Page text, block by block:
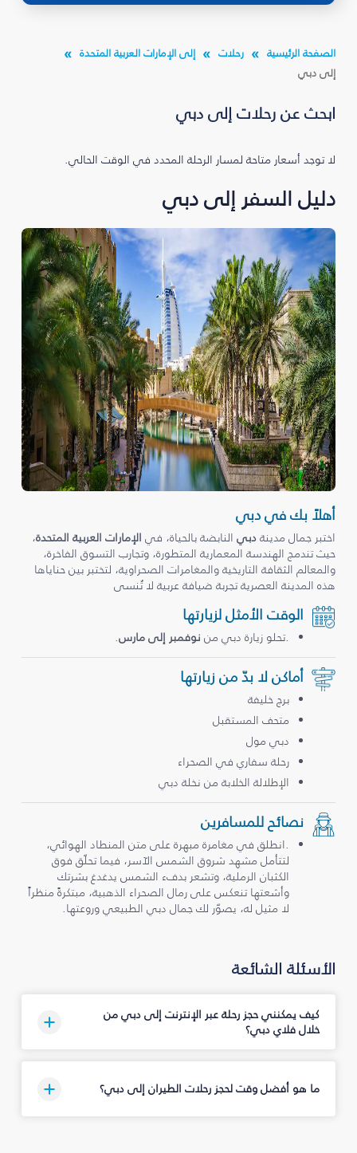
الصفحة الرئيسية رحلات
إلى الإمارات العربية المتحدة
إلى دبي
ابحث عن رحلات إلى دبي
لا توجد أسعار متاحة لمسار الرحلة المحدد في الوقت الحالي.
دليل السفر إلى دبي
أهلاً بك في دبي
اختبر جمال مدينةدبيالنابضة بالحياة، في الإمارات العربية المتحدة،
حيث تندمج الهندسة المعمارية المتطورة، وتجارب التسوق الفاخرة،
والمعالم الثقافة التاريخية والمغامرات الصحراوية، لتختبر بين حناياها
هذه المدينة العصرية تجربة ضيافة عربية لا تُنسى
الوقت الأمثل لزيارتها
.تحلو زيارة دبي من نوفمبر إلى مارس.
أماكن لا بدّ من زيارتها
برج خليفة
متحف المستقبل
دبي مول
رحلة سفاري في الصحراء
الإطلالة الخلابة من نخلة دبي
نصائح للمسافرين
.انطلق في مغامرة مبهرة على متن المنطاد الهوائي،
لتتأمل مشهد شروق الشمس الآسر، فيما تحلّق فوق
الكثبان الرملية، وتشعر بدفء الشمس يدغدغ بشرتك
وأشعتها تنعكس على رمال الصحراء الذهبية، مبتكرةً منظراً
لا مثيل له، يصوّر لك جمال دبي الطبيعي وروعتها.
الأسئلة الشائعة
كيف يمكنني حجز رحلة عبر الإنترنت إلى دبي من
خلال فلاي دبي؟
ما هو أفضل وقت لحجز رحلات الطيران إلى دبي؟